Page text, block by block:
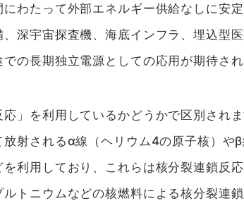
わたって外部エネルギー供給なしに安
深宇宙探査機、海底インフラ、埋込型
の長期独立電源としての応用が期待され
」を利用しているかどうかで区別され
射されるα線（ヘリウム4の原子核）や
利用しており、これらは核分裂連鎖反
トニウムなどの核燃料による核分裂連